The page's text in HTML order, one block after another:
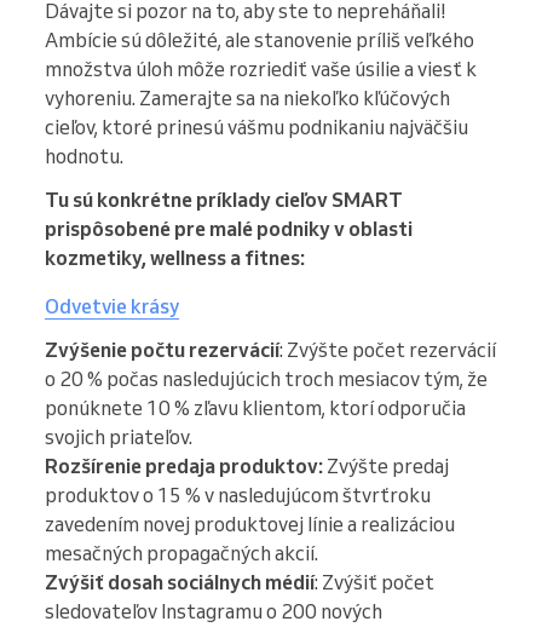
Dávajte si pozor na to, aby ste to nepreháňali!
Ambície sú dôležité, ale stanovenie príliš veľkého
množstva úloh môže rozriediť vaše úsilie a viesť k
vyhoreniu. Zamerajte sa na niekoľko kľúčových
cieľov, ktoré prinesú vášmu podnikaniu najväčšiu
hodnotu.
Tu sú konkrétne príklady cieľov SMART
prispôsobené pre malé podniky v oblasti
kozmetiky, wellness a fitnes:
Odvetvie krásy
Zvýšenie počtu rezervácií: Zvýšte počet rezervácií
o 20 % počas nasledujúcich troch mesiacov tým, že
ponúknete 10 % zľavu klientom, ktorí odporučia
svojich priateľov.
Rozšírenie predaja produktov: Zvýšte predaj
produktov o 15 % v nasledujúcom štvrťroku
zavedením novej produktovej línie a realizáciou
mesačných propagačných akcií.
Zvýšiť dosah sociálnych médií: Zvýšiť počet
sledovateľov Instagramu o 200 nových